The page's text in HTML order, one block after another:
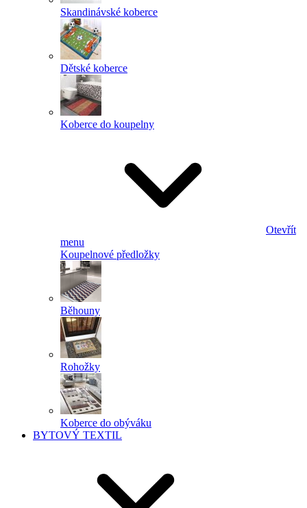
Skandinávské koberce
Dětské koberce
Koberce do koupelny
Otevřít
menu
Koupelnové předložky
Běhouny
Rohožky
Koberce do obýváku
BYTOVÝ TEXTIL